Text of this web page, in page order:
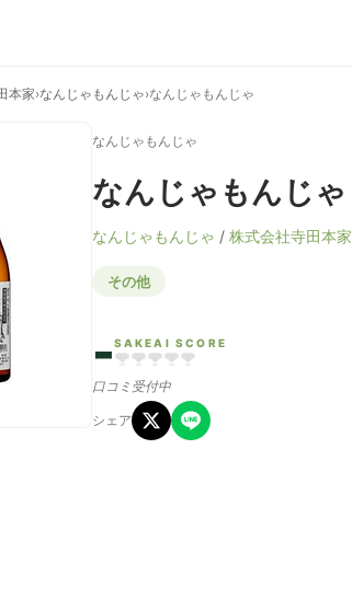
本家›なんじゃもんじゃ›なんじゃもんじゃ
なんじゃもんじゃ
なんじゃもんじゃ
なんじゃもんじゃ / 株式会社寺田本家
その他
-SAKEAI SCORE
口コミ受付中
シェア